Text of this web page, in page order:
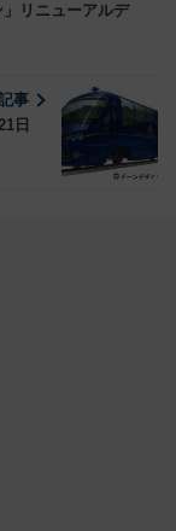
リニューアルデ
事
日